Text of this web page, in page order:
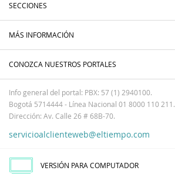
SECCIONES
MÁS INFORMACIÓN
CONOZCA NUESTROS PORTALES
Info general del portal: PBX: 57 (1) 2940100.
Bogotá 5714444 - Línea Nacional 01 8000 110 211.
Dirección: Av. Calle 26 # 68B-70.
servicioalclienteweb@eltiempo.com
VERSIÓN PARA COMPUTADOR